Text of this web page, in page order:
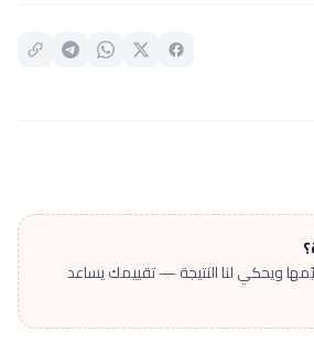
ويحكي لنا النتيجة — تقييمك يساعد